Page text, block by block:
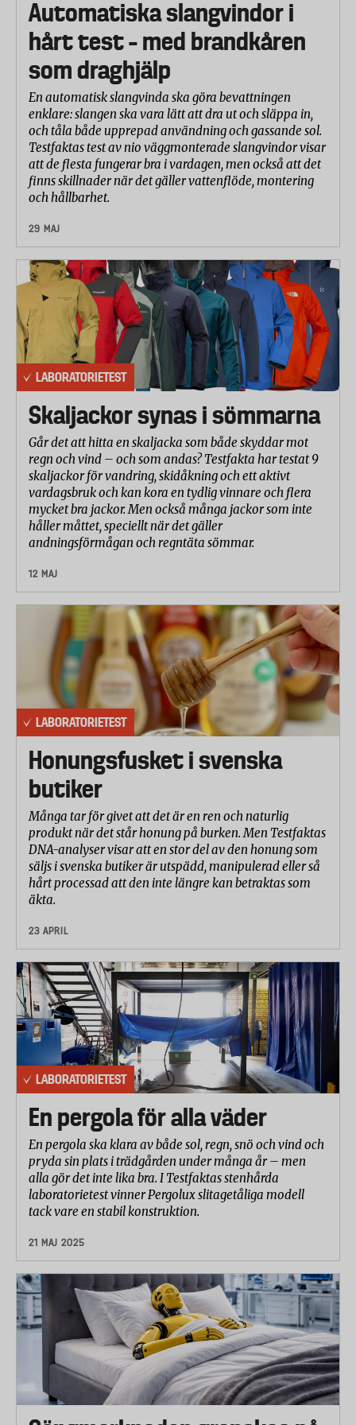
Passform(enligt standarden EN 14764, PKT 4.11.2)
Varje däck monteras med standardslang på fälg och
pumpas till minst 110 procent av rekommenderat
maxtryck. Enligt standarden ska däcket sitta kvar
intakt på fälgen i minst fem minuter trots att trycket
är så pass högt.
Dragtest(enligt standarden JIS K 6302, PKT 5.1)
En bit från varje däck skars ut och klämdes fast i
båda ändar. Därefter drogs biten isär till den gick
sönder. Kraften som krävdes i Newton registrerades.
Testet är ett mått på kvaliteten i gummit.
Rullförmåga
Varje däck monterades med standardslang på en fälg
och pumpades till 80 procent av rekommenderat
maxtryck. Hjulet roterades av en trumma med
konstant hastighet. Kraften som krävs för att driva
trumman registrerades i Newton per meter. Ju lägre
kraft desto mindre rullmotstånd.
Betygsättning
Resultaten från de olika delmomenten har
betygsatts på en skala från 1 till 5 där 5 är bäst. I
totalbetyget har kvalitet och tålighet viktats med 67
procent (punkteringsskydd 50 procent, uthållighet
25 procent och dragtålighet 25 procent) och
rullmotståndet med 33 procent.
Automatiska slangvindor i
hårt test – med brandkåren
som draghjälp
En automatisk slangvinda ska göra bevattningen
enklare: slangen ska vara lätt att dra ut och släppa in,
och tåla både upprepad användning och gassande sol.
Testfaktas test av nio väggmonterade slangvindor visar
att de flesta fungerar bra i vardagen, men också att det
finns skillnader när det gäller vattenflöde, montering
och hållbarhet.
29 MAJ
LABORATORIETEST
Skaljackor synas i sömmarna
Går det att hitta en skaljacka som både skyddar mot
regn och vind – och som andas? Testfakta har testat 9
skaljackor för vandring, skidåkning och ett aktivt
vardagsbruk och kan kora en tydlig vinnare och flera
mycket bra jackor. Men också många jackor som inte
håller måttet, speciellt när det gäller
andningsförmågan och regntäta sömmar.
12 MAJ
LABORATORIETEST
Honungsfusket i svenska
butiker
Många tar för givet att det är en ren och naturlig
produkt när det står honung på burken. Men Testfaktas
DNA-analyser visar att en stor del av den honung som
säljs i svenska butiker är utspädd, manipulerad eller så
hårt processad att den inte längre kan betraktas som
äkta.
23 APRIL
LABORATORIETEST
En pergola för alla väder
En pergola ska klara av både sol, regn, snö och vind och
pryda sin plats i trädgården under många år – men
alla gör det inte lika bra. I Testfaktas stenhårda
laboratorietest vinner Pergolux slitagetåliga modell
tack vare en stabil konstruktion.
21 MAJ 2025